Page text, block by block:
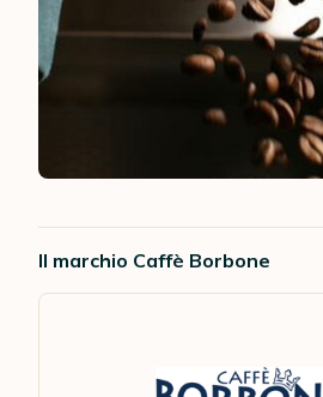
Il marchio Caffè Borbone